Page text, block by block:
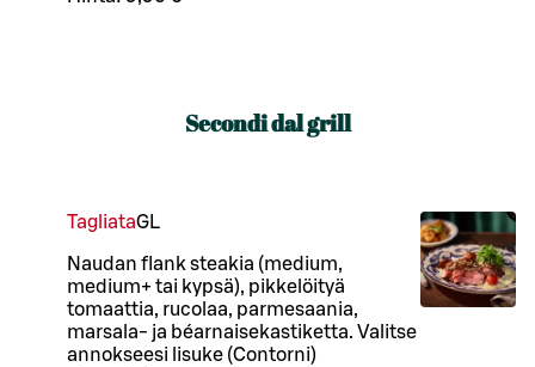
Secondi dal grill
TagliataGL
Naudan flank steakia (medium,
medium+ tai kypsä), pikkelöityä
tomaattia, rucolaa, parmesaania,
marsala- ja béarnaisekastiketta. Valitse
annokseesi lisuke (Contorni)